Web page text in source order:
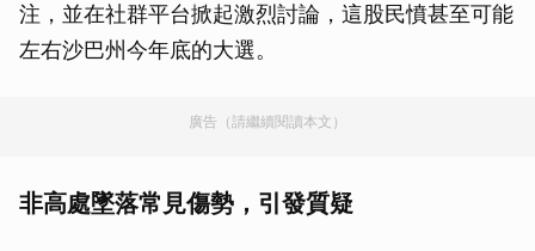
注，並在社群平台掀起激烈討論，這股民憤甚至可能
左右沙巴州今年底的大選。
廣告（請繼續閱讀本文）
非高處墜落常見傷勢，引發質疑